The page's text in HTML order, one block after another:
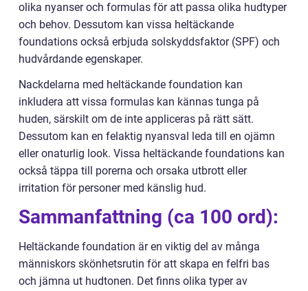
olika nyanser och formulas för att passa olika hudtyper
och behov. Dessutom kan vissa heltäckande
foundations också erbjuda solskyddsfaktor (SPF) och
hudvårdande egenskaper.
Nackdelarna med heltäckande foundation kan
inkludera att vissa formulas kan kännas tunga på
huden, särskilt om de inte appliceras på rätt sätt.
Dessutom kan en felaktig nyansval leda till en ojämn
eller onaturlig look. Vissa heltäckande foundations kan
också täppa till porerna och orsaka utbrott eller
irritation för personer med känslig hud.
Sammanfattning (ca 100 ord):
Heltäckande foundation är en viktig del av många
människors skönhetsrutin för att skapa en felfri bas
och jämna ut hudtonen. Det finns olika typer av